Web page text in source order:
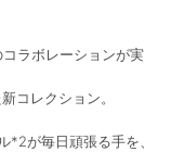
ラボレーションが実
コレクション。
*2が毎日頑張る手を、